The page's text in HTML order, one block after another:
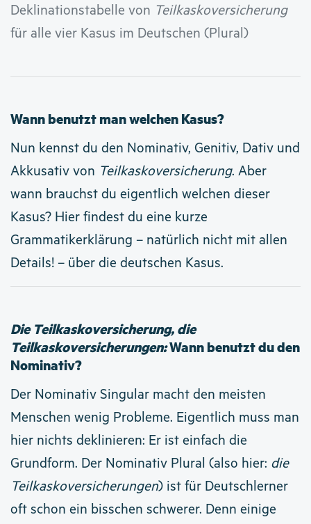
Deklinationstabelle von Teilkaskoversicherung
für alle vier Kasus im Deutschen (Plural)
Wann benutzt man welchen Kasus?
Nun kennst du den Nominativ, Genitiv, Dativ und
Akkusativ von Teilkaskoversicherung. Aber
wann brauchst du eigentlich welchen dieser
Kasus? Hier findest du eine kurze
Grammatikerklärung – natürlich nicht mit allen
Details! – über die deutschen Kasus.
Die Teilkaskoversicherung, die
Teilkaskoversicherungen:Wann benutzt du den
Nominativ?
Der Nominativ Singular macht den meisten
Menschen wenig Probleme. Eigentlich muss man
hier nichts deklinieren: Er ist einfach die
Grundform. Der Nominativ Plural (also hier: die
Teilkaskoversicherungen) ist für Deutschlerner
oft schon ein bisschen schwerer. Denn einige